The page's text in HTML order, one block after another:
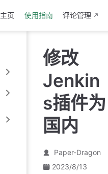
主页 使用指南 评论管理
修改
Jenkin
s插件为
国内
Paper-Dragon
2023/8/13